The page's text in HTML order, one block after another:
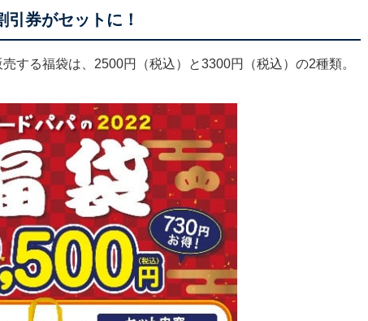
券がセットに！
する福袋は、2500円（税込）と3300円（税込）の2種類。